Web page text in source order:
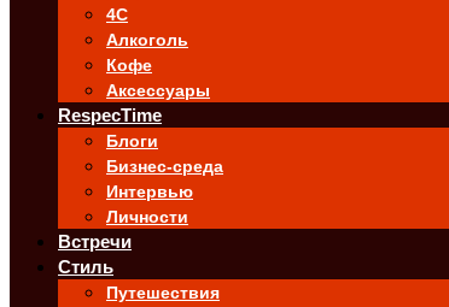
4C
Алкоголь
Кофе
Аксессуары
RespecTime
Блоги
Бизнес-среда
Интервью
Личности
Встречи
Стиль
Путешествия